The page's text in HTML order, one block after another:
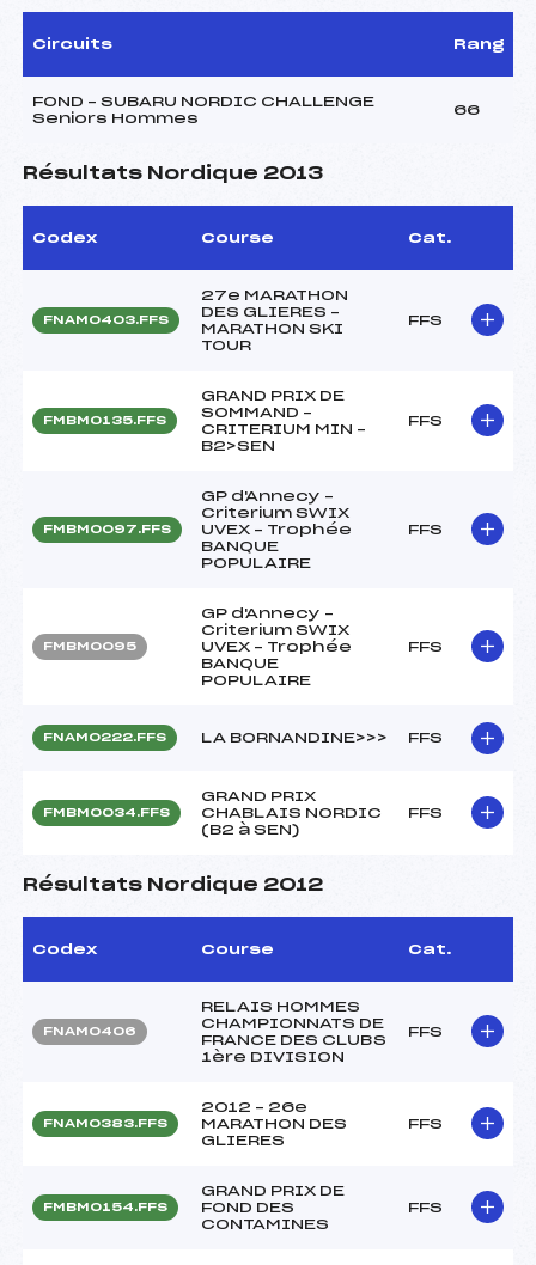
Circuits Rang
FOND – SUBARU NORDIC CHALLENGE
Seniors Hommes
66
Résultats Nordique 2013
Codex Course Cat.
FNAM0403.FFS
27e MARATHON
DES GLIERES –
MARATHON SKI
TOUR
FFS
FMBM0135.FFS
GRAND PRIX DE
SOMMAND –
CRITERIUM MIN –
B2>SEN
FFS
FMBM0097.FFS
GP d'Annecy –
Criterium SWIX
UVEX – Trophée
BANQUE
POPULAIRE
FFS
FMBM0095
GP d'Annecy –
Criterium SWIX
UVEX – Trophée
BANQUE
POPULAIRE
FFS
FNAM0222.FFS LA BORNANDINE>>> FFS
FMBM0034.FFS
GRAND PRIX
CHABLAIS NORDIC
(B2 à SEN)
FFS
Résultats Nordique 2012
Codex Course Cat.
FNAM0406
RELAIS HOMMES
CHAMPIONNATS DE
FRANCE DES CLUBS
1ère DIVISION
FFS
FNAM0383.FFS
2012 – 26e
MARATHON DES
GLIERES
FFS
FMBM0154.FFS
GRAND PRIX DE
FOND DES
CONTAMINES
FFS